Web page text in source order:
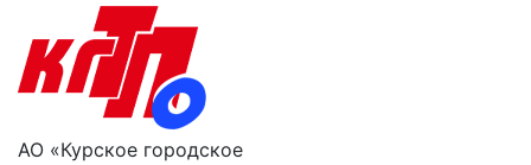
АО «Курское городское